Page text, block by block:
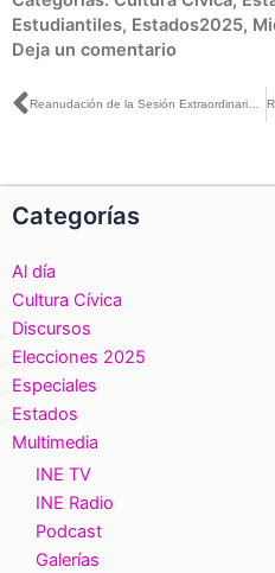
Estudiantiles, Estados2025,
Deja un comentario
Ant
Categorías
Al día
Cultura Cívica
Discursos
Elecciones 2025
Especiales
Estados
Multimedia
INE TV
INE Radio
Podcast
Galerías